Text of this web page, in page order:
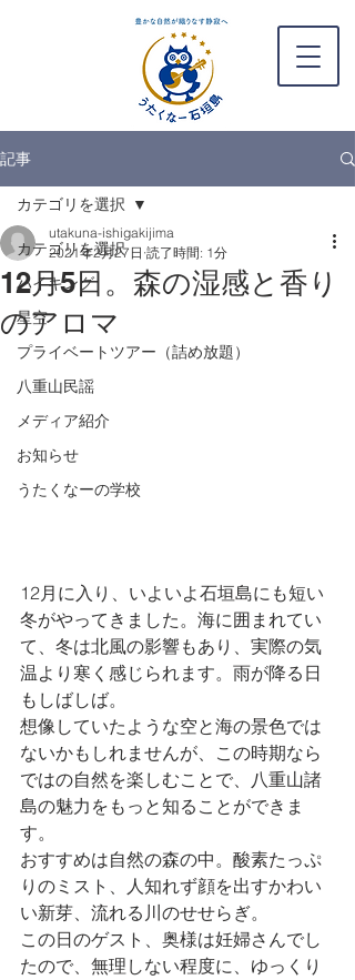
記事
カテゴリを選択
ハイキング
星空
プライベートツアー（詰め放題）
八重山民謡
メディア紹介
お知らせ
うたくなーの学校
カテゴリを選択
12月5日。森の湿感と香り
のアロマ
utakuna-ishigakijima
2021年2月27日 読了時間: 1分
12月に入り、いよいよ石垣島にも短い
冬がやってきました。海に囲まれてい
て、冬は北風の影響もあり、実際の気
温より寒く感じられます。雨が降る日
もしばしば。
想像していたような空と海の景色では
ないかもしれませんが、この時期なら
ではの自然を楽しむことで、八重山諸
島の魅力をもっと知ることができま
す。
おすすめは自然の森の中。酸素たっぷ
りのミスト、人知れず顔を出すかわい
い新芽、流れる川のせせらぎ。
この日のゲスト、奥様は妊婦さんでし
たので、無理しない程度に、ゆっくり